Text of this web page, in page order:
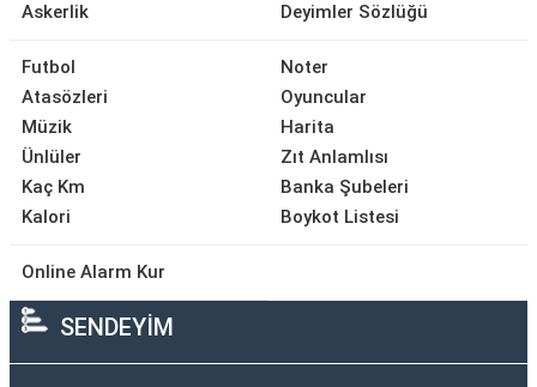
Askerlik
Deyimler Sözlüğü
Futbol
Atasözleri
Müzik
Ünlüler
Kaç Km
Kalori
Noter
Oyuncular
Harita
Zıt Anlamlısı
Banka Şubeleri
Boykot Listesi
Online Alarm Kur
SENDEYİM